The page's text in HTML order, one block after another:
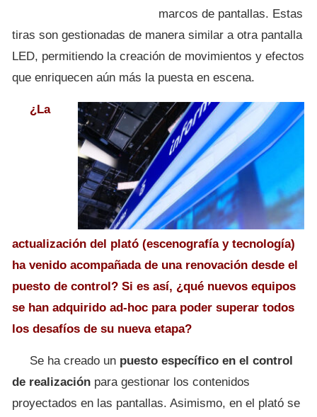
marcos de pantallas. Estas
tiras son gestionadas de manera similar a otra pantalla
LED, permitiendo la creación de movimientos y efectos
que enriquecen aún más la puesta en escena.
¿La
actualización del plató (escenografía y tecnología)
ha venido acompañada de una renovación desde el
puesto de control? Si es así, ¿qué nuevos equipos
se han adquirido ad-hoc para poder superar todos
los desafíos de su nueva etapa?
Se ha creado un puesto específico en el control
de realización para gestionar los contenidos
proyectados en las pantallas. Asimismo, en el plató se